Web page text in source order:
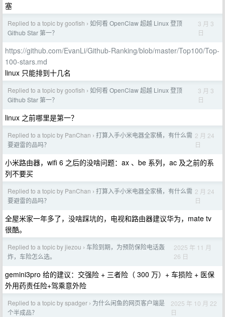
塞
Replied to a topic by goofish › 如何看 OpenClaw 超越 Linux 登顶
Github Star 第一？
3 月 3
日
https://github.com/EvanLi/Github-Ranking/blob/master/Top100/Top-
100-stars.md
linux 只能排到十几名
Replied to a topic by goofish › 如何看 OpenClaw 超越 Linux 登顶
Github Star 第一？
3 月 3
日
linux 之前哪里是第一？
Replied to a topic by PanChan › 打算入手小米电器全家桶，有什么需
要避雷的品吗？
2 月 24
日
小米路由器，wifi 6 之后的没啥问题：ax 、be 系列，ac 及之前的系
列不要买
Replied to a topic by PanChan › 打算入手小米电器全家桶，有什么需
要避雷的品吗？
2 月 24
日
全屋米家一年多了，没啥踩坑的，电视和路由器建议华为，mate tv
很酷。
Replied to a topic by jiezou › 车险到期，为预防保险电话轰
炸，车险怎么选。
2025 年 11 月
26 日
gemini3pro 给的建议：交强险 + 三者险（ 300 万）+ 车损险 + 医保
外用药责任险+驾乘意外险
Replied to a topic by spadger › 为什么闲鱼的网页客户端是
个半成品？
2025 年 10 月 22
日